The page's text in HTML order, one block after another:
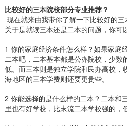
比较好的三本院校部分专业推荐？
现在就来由我带你了解一下比较好的三
关于是就读三本还是二本的问题，你可
1 你的家庭经济条件怎么样？如果家庭
二本吧，二本基本都是公办院校，少数
低。而三本则是独立学院和民办高校，
海地区的三本学费则还要更贵些。
2 你能选择的是什么样的二本？二本和
里也有好学校，比末流二本学校强的，